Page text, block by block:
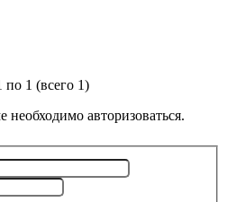
1 (всего 1)
необходимо авторизоваться.